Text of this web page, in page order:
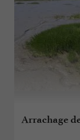
Arrachage